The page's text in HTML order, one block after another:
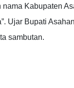
nama Kabupaten
Ujar Bupati
sambutan.